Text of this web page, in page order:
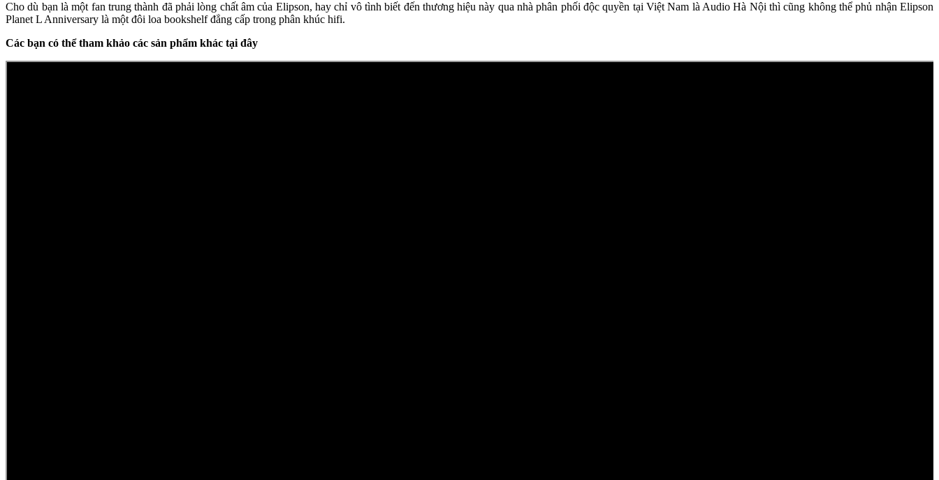
Cho dù bạn là một fan trung thành đã phải lòng chất âm của Elipson, hay chỉ vô tình biết đến thương hiệu này qua nhà phân phối độc quyền tại Việt Nam là Audio Hà Nội thì cũng không thể phủ nhận Elipson
Planet L Anniversary là một đôi loa bookshelf đẳng cấp trong phân khúc hifi.
Các bạn có thể tham khảo các sản phẩm khác tại đây